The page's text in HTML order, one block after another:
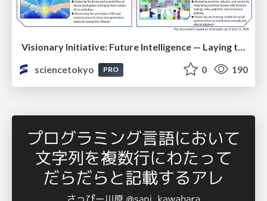
sciencetokyo
PRO 0 190